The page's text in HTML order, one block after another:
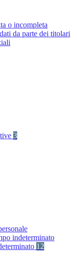
o incompleta
da parte dei titolari
3
indeterminato
12